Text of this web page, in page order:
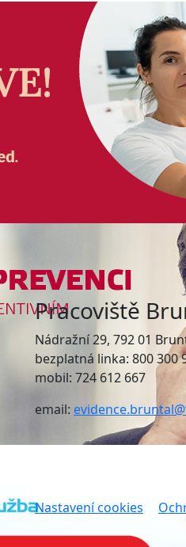
Pracoviště
Nádražní 29, 792 01
bezplatná linka: 800 300
mobil: 724 612 667
email:
Nastavení cookies